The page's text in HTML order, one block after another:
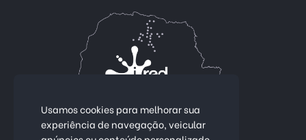
Usamos cookies para melhorar sua
experiência de navegação, veicular